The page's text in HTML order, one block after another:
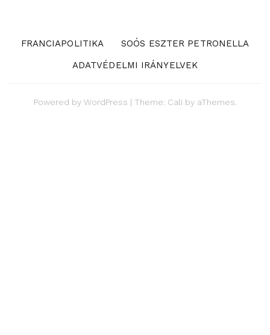
FRANCIAPOLITIKA
SOÓS ESZTER PETRONELLA
ADATVÉDELMI IRÁNYELVEK
Powered by WordPress | Theme: Cali by aThemes.